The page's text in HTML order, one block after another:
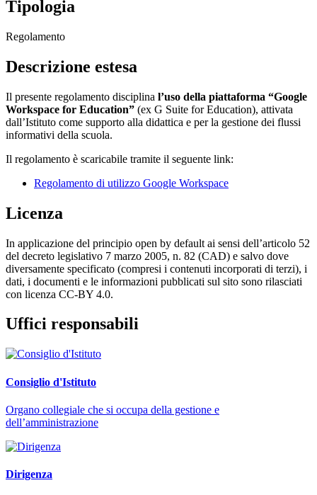
Tipologia
Regolamento
Descrizione estesa
Il presente regolamento disciplina l’uso della piattaforma “Google
Workspace for Education” (ex G Suite for Education), attivata
dall’Istituto come supporto alla didattica e per la gestione dei flussi
informativi della scuola.
Il regolamento è scaricabile tramite il seguente link:
Regolamento di utilizzo Google Workspace
Licenza
In applicazione del principio open by default ai sensi dell’articolo 52
del decreto legislativo 7 marzo 2005, n. 82 (CAD) e salvo dove
diversamente specificato (compresi i contenuti incorporati di terzi), i
dati, i documenti e le informazioni pubblicati sul sito sono rilasciati
con licenza CC-BY 4.0.
Uffici responsabili
Consiglio d'Istituto
Organo collegiale che si occupa della gestione e
dell’amministrazione
Dirigenza